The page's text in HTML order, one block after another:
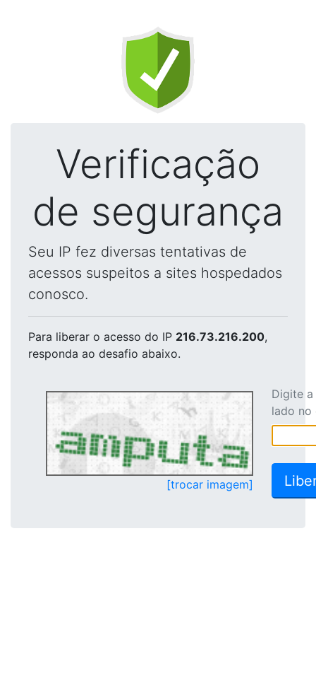
Verificação
de segurança
Seu IP fez diversas tentativas de
acessos suspeitos a sites hospedados
conosco.
Para liberar o acesso do IP 216.73.216.200,
responda ao desafio abaixo.
[trocar imagem]
Digite
lado no